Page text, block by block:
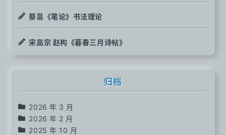
蔡邕《笔论》书法理论
宋高宗 赵构《暮春三月诗帖》
归档
2026 年 3 月
2026 年 2 月
2025 年 10 月